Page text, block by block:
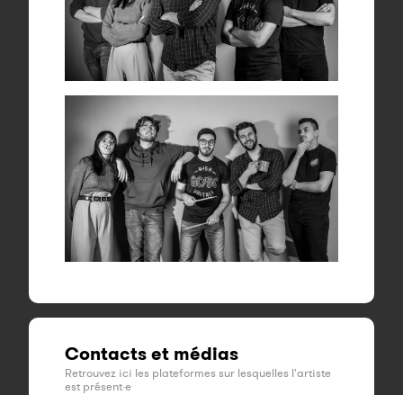
Contacts et médias
Retrouvez ici les plateformes sur lesquelles l'artiste
est présent·e